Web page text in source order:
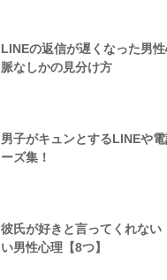
LINEの返信が遅くなった男
脈なしかの見分け方
男子がキュンとするLINEや
ーズ集！
彼氏が好きと言ってくれない
い男性心理【8つ】